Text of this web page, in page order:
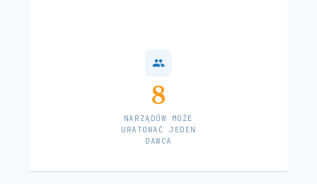
8
NARZĄDÓW MOŻE
URATOWAĆ JEDEN
DAWCA